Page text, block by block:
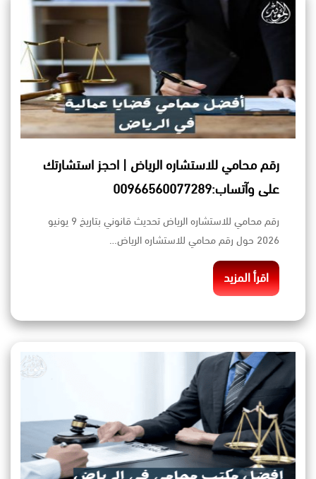
رقم محامي للاستشاره الرياض | احجز استشارتك
على وآتساب:00966560077289
رقم محامي للاستشاره الرياض تحديث قانوني بتاريخ 9 يونيو
2026 حول رقم محامي للاستشاره الرياض…
اقرأ المزيد